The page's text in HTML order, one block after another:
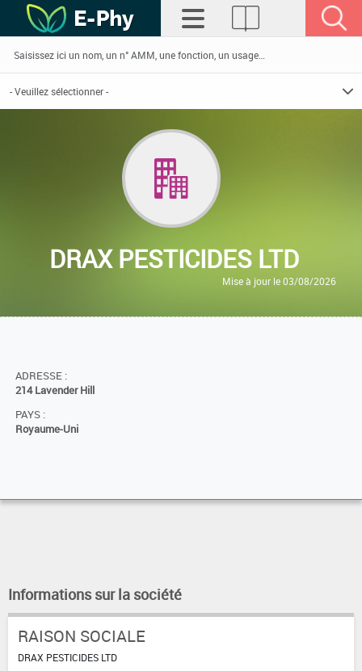
DRAX PESTICIDES LTD
Mise à jour le 03/08/2026
ADRESSE :
214 Lavender Hill
PAYS :
Royaume-Uni
Informations sur la société
RAISON SOCIALE
DRAX PESTICIDES LTD